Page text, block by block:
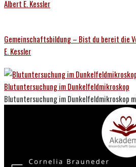
Gemeinschaftsbildung – Bist du bereit die
E. Kessler
Blutuntersuchung im Dunkelfeldmikroskop
Blutuntersuchung im Dunkelfeldmikroskop